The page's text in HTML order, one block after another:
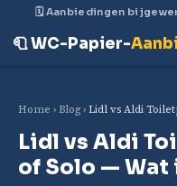
🗓 Aanbiedingen
🧻 WC-Papier-
Home ›Blog›Lidl vs Aldi
Lidl vs Aldi
of Solo — Wat